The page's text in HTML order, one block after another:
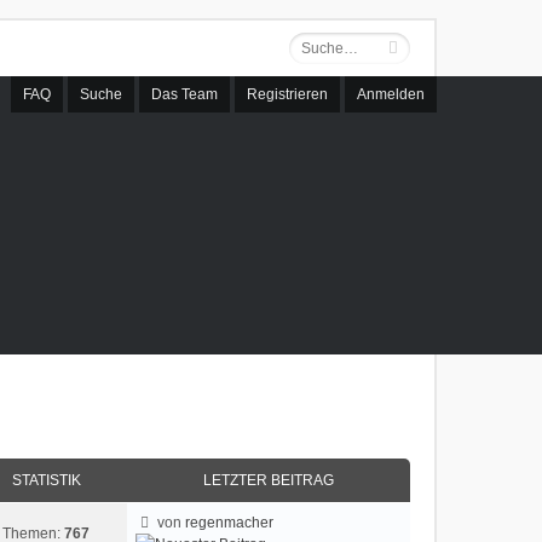
FAQ Suche Das Team Registrieren Anmelden
STATISTIK LETZTER BEITRAG
Themen: 767
vonregenmacher